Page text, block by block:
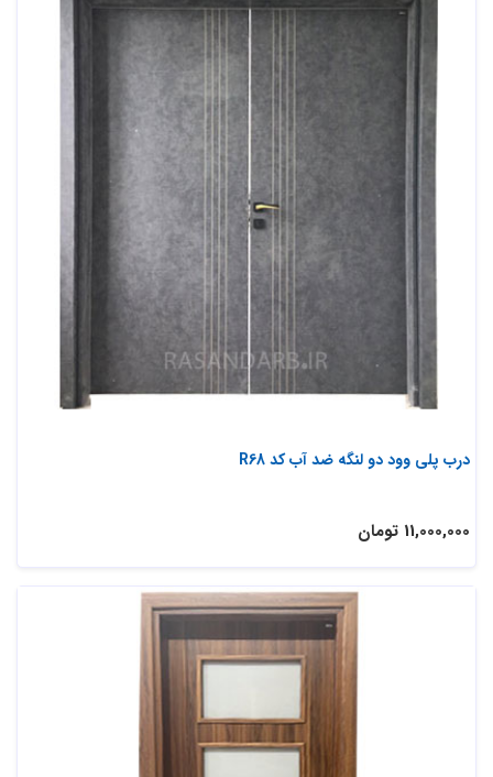
درب پلی وود دو لنگه ضد آب کد R68
11,000,000 تومان